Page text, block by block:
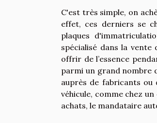
C'est très simple, on
effet, ces derniers se
plaques
spécialisé dans la vente
offrir de l’essence
parmi un grand nombre
auprès de fabricants
véhicule, comme chez
achats, le mandataire